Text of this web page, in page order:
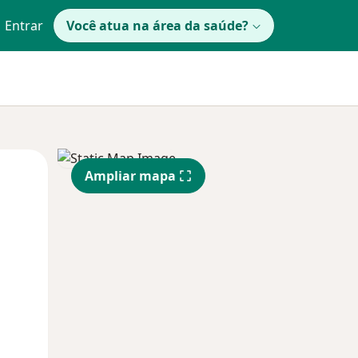
Entrar Você atua na área da saúde?
Segunda-feira Ter,
11 Ago
Qua
12 Ago
Ampliar mapa